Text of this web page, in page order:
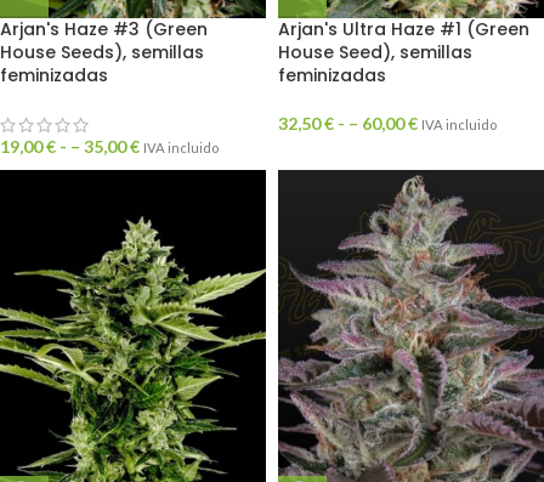
Arjan's Haze #3 (Green
House Seeds), semillas
feminizadas
19,00€ - – 35,00€ IVA incluido
Arjan's Ultra Haze #1 (Green
House Seed), semillas
feminizadas
32,50€ - – 60,00€ IVA incluido